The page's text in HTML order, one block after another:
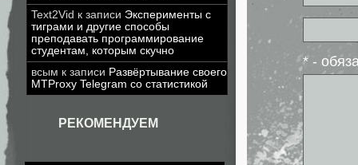
Text2Vid к записи Эксперименты с
тиграми и другие способы
преподавать программирование
студентам, которым скучно
всым к записи Развёртывание своего
MTProxy Telegram со статистикой
РЕКОМЕНДУЕМ
* -